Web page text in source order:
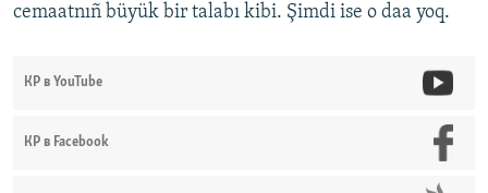
cemaatnıñ büyük bir talabı kibi. Şimdi ise o daa yoq.
КР в YouTube
КР в Facebook